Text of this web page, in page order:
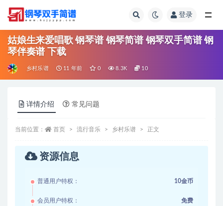
登录
姑娘生来爱唱歌 钢琴谱 钢琴简谱 钢琴双手简谱 钢
琴伴奏谱 下载
乡村乐谱 11 年前 0 8.3K 10
详情介绍 常见问题
当前位置： 首页 流行音乐 乡村乐谱 正文
资源信息
普通用户特权： 10金币
会员用户特权： 免费